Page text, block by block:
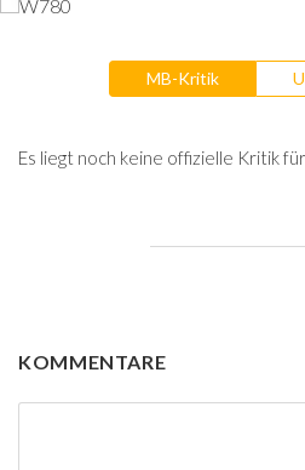
MB-Kritik
Es liegt noch keine offizielle Kritik
KOMMENTARE